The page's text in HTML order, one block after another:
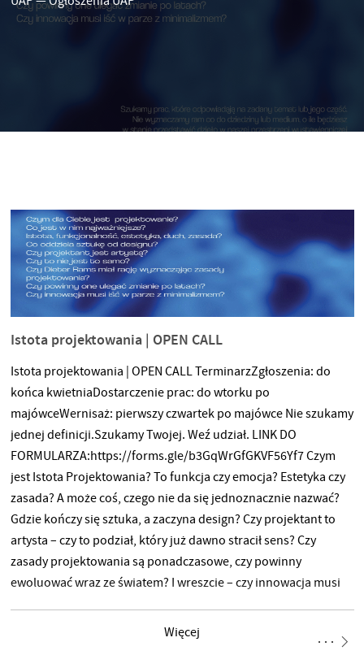
Istota projektowania | OPEN CALL
Istota projektowania | OPEN CALL TerminarzZgłoszenia: do
końca kwietniaDostarczenie prac: do wtorku po
majówceWernisaż: pierwszy czwartek po majówce Nie szukamy
jednej definicji.Szukamy Twojej. Weź udział. LINK DO
FORMULARZA:https://forms.gle/b3GqWrGfGKVF56Yf7 Czym
jest Istota Projektowania? To funkcja czy emocja? Estetyka czy
zasada? A może coś, czego nie da się jednoznacznie nazwać?
Gdzie kończy się sztuka, a zaczyna design? Czy projektant to
artysta – czy to podział, który już dawno stracił sens? Czy
zasady projektowania są ponadczasowe, czy powinny
ewoluować wraz ze światem? I wreszcie – czy innowacja musi
Projektowania” – przestrzeni na Twoją odpowiedź. Szukamy
prac, które mierzą się z tym tematem – w dowolnej formie,
Więcej